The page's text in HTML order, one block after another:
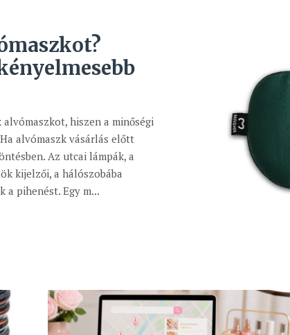
hiszen a minőségi
alvómaszk vásárlás előtt
Az utcai lámpák, a
kijelzői, a hálószobába
a pihenést. Egy m...